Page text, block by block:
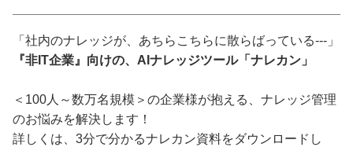
「社内のナレッジが、あちらこちらに散らばっている---」
『非IT企業』向けの、AIナレッジツール「ナレカン」
＜100人～数万名規模＞の企業様が抱える、ナレッジ管理
のお悩みを解決します！
詳しくは、3分で分かるナレカン資料をダウンロードし